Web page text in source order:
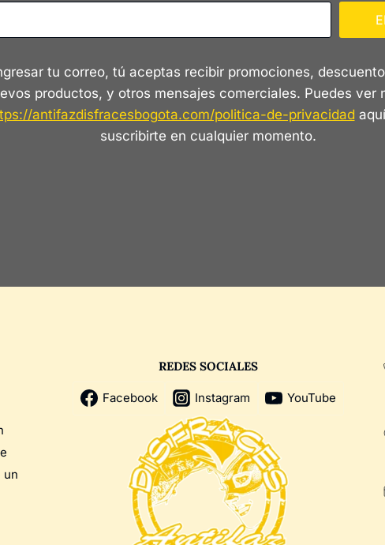
tu correo, tú aceptas recibir promociones,
productos, y otros mensajes comerciales. Puedes ver
antifazdisfracesbogota.com/politica-de-privacidad
suscribirte en cualquier momento.
un
REDES SOCIALES
Facebook Instagram YouTube